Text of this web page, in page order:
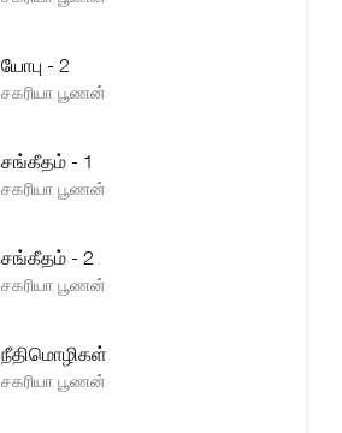
யோபு - 2
சகரியா பூணன்
சங்கீதம் - 1
சகரியா பூணன்
சங்கீதம் - 2
சகரியா பூணன்
நீதிமொழிகள்
சகரியா பூணன்